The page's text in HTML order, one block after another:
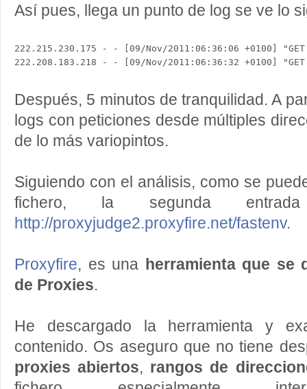
Así pues, llega un punto de log se ve lo
222.215.230.175 - - [09/Nov/2011:06:36:06 +0100]
Después, 5 minutos de tranquilidad. A
logs con peticiones desde múltiples
de lo más variopintos.
Siguiendo con el análisis, como se
fichero, la segunda
http://proxyjudge2.proxyfire.net/fastenv.
Proxyfire, es una herramienta que se
de Proxies.
He descargado la herramienta y
contenido. Os aseguro que no tiene
proxies abiertos, rangos de